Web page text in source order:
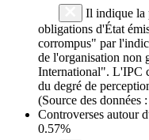
Il indique la
obligations d'État
corrompus" par
de l'organisation non
International". L'IPC
du degré de
(Source des données
Controverses autour
0.57%